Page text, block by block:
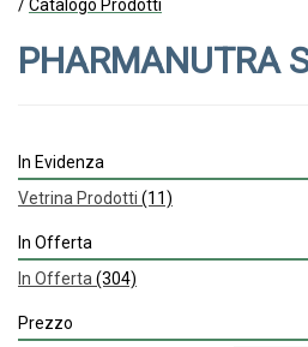
/Catalogo Prodotti
PHARMANUTRA
In Evidenza
Vetrina Prodotti (11)
In Offerta
In Offerta (304)
Prezzo